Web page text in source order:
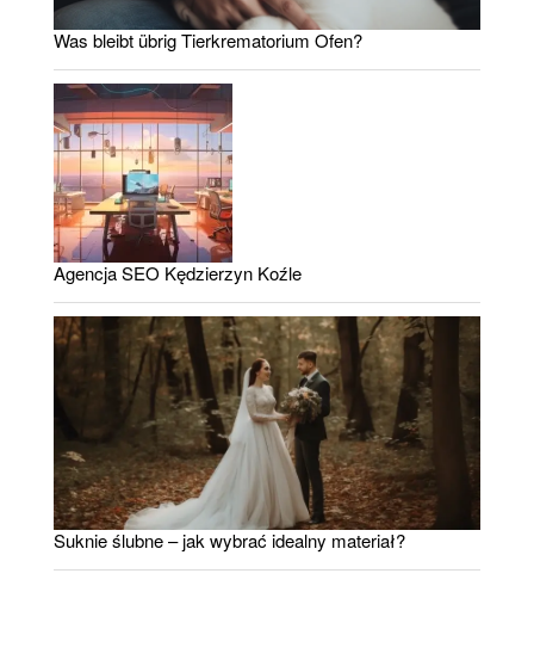
Was bleibt übrig Tierkrematorium Ofen?
Agencja SEO Kędzierzyn Koźle
Suknie ślubne – jak wybrać idealny materiał?